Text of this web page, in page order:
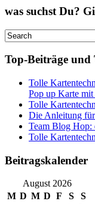
was suchst Du?
Top-Beiträge und
Tolle
Pop up Karte
Tolle
Die Anleitung
Team Blog Hop:
Tolle
Beitragskalender
August 2026
M D M D F S
S